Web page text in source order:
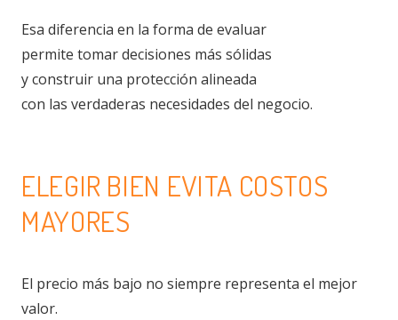
Esa diferencia en la forma de evaluar
permite tomar decisiones más sólidas
y construir una protección alineada
con las verdaderas necesidades del negocio.
ELEGIR BIEN EVITA COSTOS
MAYORES
El precio más bajo no siempre representa el mejor
valor.